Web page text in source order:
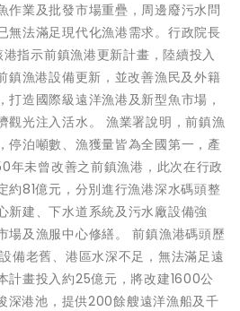
作業及批發市場重疊，周邊廢污水問
無法滿足現代化漁港需求。行政院長
指示前鎮漁港更新計畫，陸續投入
鎮漁港設備更新，並改善漁民及外籍
打造國際級遠洋漁港及新型魚市場，
觀光注入活水。 漁業署說明，前鎮漁
停泊噸數、漁獲量皆為全國第一，產
年未曾改善之前鎮漁港，此次在行政
約81億元，分別進行漁港深水碼頭整
新建、下水道系統及污水廠設備強
場及漁服中心修繕。 前鎮漁港碼頭歷
備老舊、港區水深不足，無法滿足遠
計畫投入約25億元，將改建1600公
深港池，提供200餘艘遠洋漁船及千